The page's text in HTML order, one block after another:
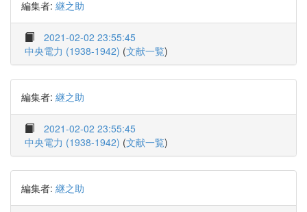
編集者: 継之助
2021-02-02 23:55:45
中央電力 (1938-1942) (文献一覧)
編集者: 継之助
2021-02-02 23:55:45
中央電力 (1938-1942) (文献一覧)
編集者: 継之助